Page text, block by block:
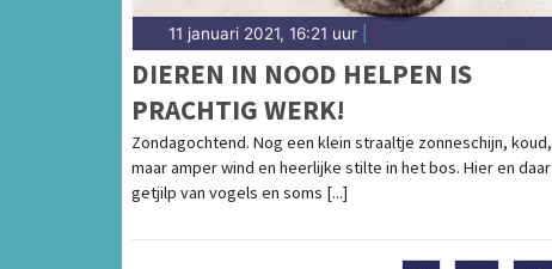
11 januari 2021, 16:21 uur
DIEREN IN NOOD HELPEN IS
PRACHTIG WERK!
Zondagochtend. Nog een klein straaltje zonneschijn, koud,
maar amper wind en heerlijke stilte in het bos. Hier en daar
getjilp van vogels en soms [...]